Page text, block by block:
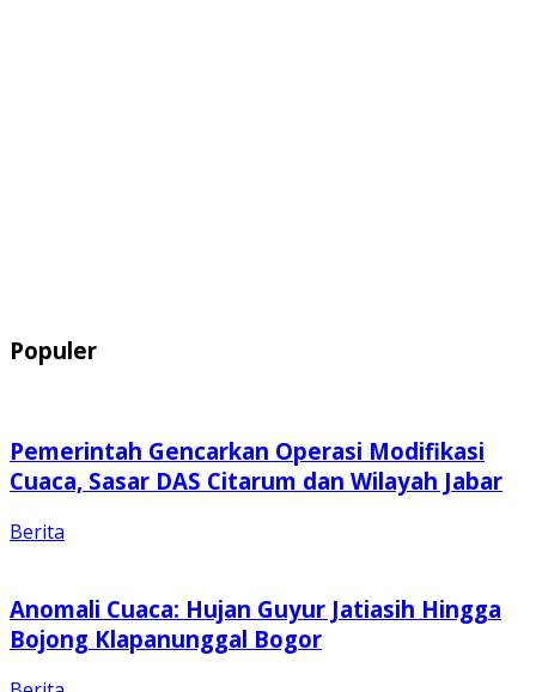
Populer
Pemerintah Gencarkan Operasi Modifikasi
Cuaca, Sasar DAS Citarum dan Wilayah Jabar
Berita
Anomali Cuaca: Hujan Guyur Jatiasih Hingga
Bojong Klapanunggal Bogor